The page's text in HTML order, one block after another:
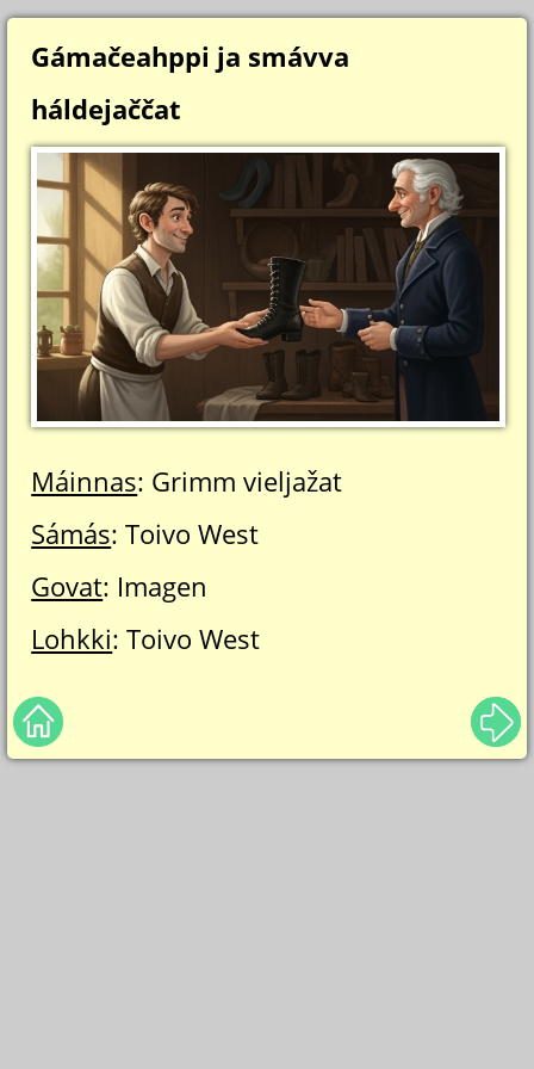
Gámačeahppi ja smávva
háldejaččat
Máinnas: Grimm vieljažat
Sámás: Toivo West
Govat: Imagen
Lohkki: Toivo West